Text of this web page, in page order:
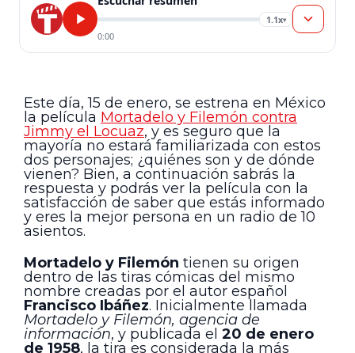
1.1x▾
0:00
Este día, 15 de enero, se estrena en México
la película Mortadelo y Filemón contra
Jimmy el Locuaz, y es seguro que la
mayoría no estará familiarizada con estos
dos personajes; ¿quiénes son y de dónde
vienen? Bien, a continuación sabrás la
respuesta y podrás ver la película con la
satisfacción de saber que estás informado
y eres la mejor persona en un radio de 10
asientos.
Mortadelo y Filemón tienen su origen
dentro de las tiras cómicas del mismo
nombre creadas por el autor español
Francisco Ibáñez. Inicialmente llamada
Mortadelo y Filemón, agencia de
información, y publicada el 20 de enero
de 1958, la tira es considerada la más